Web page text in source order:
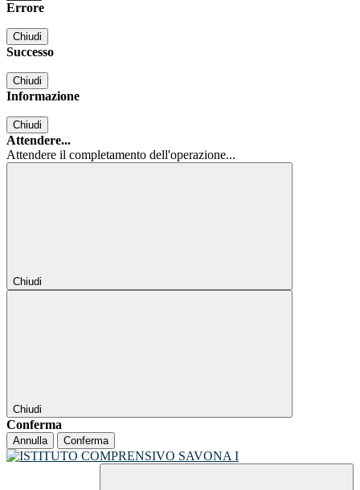
Errore
Chiudi
Successo
Chiudi
Informazione
Chiudi
Attendere...
Attendere il completamento dell'operazione...
Chiudi
Chiudi
Conferma
Annulla Conferma